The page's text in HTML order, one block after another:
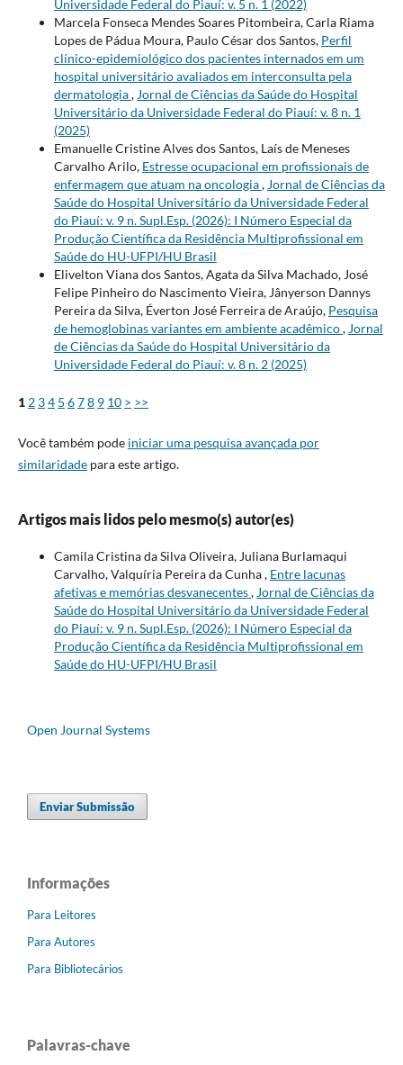
Universidade Federal do Piauí: v. 5 n. 1 (2022)
Marcela Fonseca Mendes Soares Pitombeira, Carla Riama
Lopes de Pádua Moura, Paulo César dos Santos, Perfil
clínico-epidemiológico dos pacientes internados em um
hospital universitário avaliados em interconsulta pela
dermatologia,Jornal de Ciências da Saúde do Hospital
Universitário da Universidade Federal do Piauí: v. 8 n. 1
(2025)
Emanuelle Cristine Alves dos Santos, Laís de Meneses
Carvalho Arilo, Estresse ocupacional em profissionais de
enfermagem que atuam na oncologia,Jornal de Ciências da
Saúde do Hospital Universitário da Universidade Federal
do Piauí: v. 9 n. Supl.Esp. (2026): I Número Especial da
Produção Científica da Residência Multiprofissional em
Saúde do HU-UFPI/HU Brasil
Elivelton Viana dos Santos, Agata da Silva Machado, José
Felipe Pinheiro do Nascimento Vieira, Jânyerson Dannys
Pereira da Silva, Éverton José Ferreira de Araújo, Pesquisa
de hemoglobinas variantes em ambiente acadêmico,Jornal
de Ciências da Saúde do Hospital Universitário da
Universidade Federal do Piauí: v. 8 n. 2 (2025)
12 34 5 678 9 10 > >>
Você também pode iniciar uma pesquisa avançada por
similaridadepara este artigo.
Artigos mais lidos pelo mesmo(s) autor(es)
Camila Cristina da Silva Oliveira, Juliana Burlamaqui
Carvalho, Valquíria Pereira da Cunha , Entre lacunas
afetivas e memórias desvanecentes, Jornal de Ciências da
Saúde do Hospital Universitário da Universidade Federal
do Piauí: v. 9 n. Supl.Esp. (2026): I Número Especial da
Produção Científica da Residência Multiprofissional em
Saúde do HU-UFPI/HU Brasil
Open Journal Systems
Enviar Submissão
Informações
Para Leitores
Para Autores
Para Bibliotecários
Palavras-chave